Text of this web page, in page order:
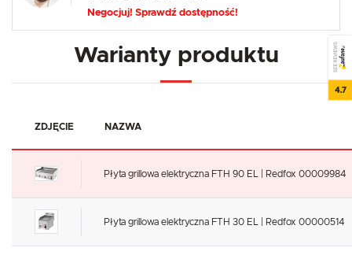
Negocjuj! Sprawdź dostępność!
Warianty produktu
ZDJĘCIE NAZWA
Płyta grillowa elektryczna FTH 90 EL | Redfox 00009984
Płyta grillowa elektryczna FTH 30 EL | Redfox 00000514
SEE REVIEWS
4.7